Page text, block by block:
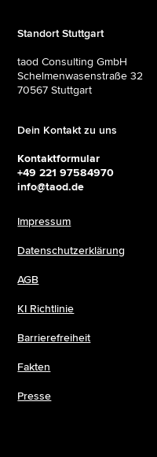
Standort Stuttgart
taod Consulting GmbH
Schelmenwasenstraße 32
70567 Stuttgart
Dein Kontakt zu uns
Kontaktformular
+49 221 97584970
info@taod.de
Impressum
Datenschutzerklärung
AGB
KI Richtlinie
Barrierefreiheit
Fakten
Presse